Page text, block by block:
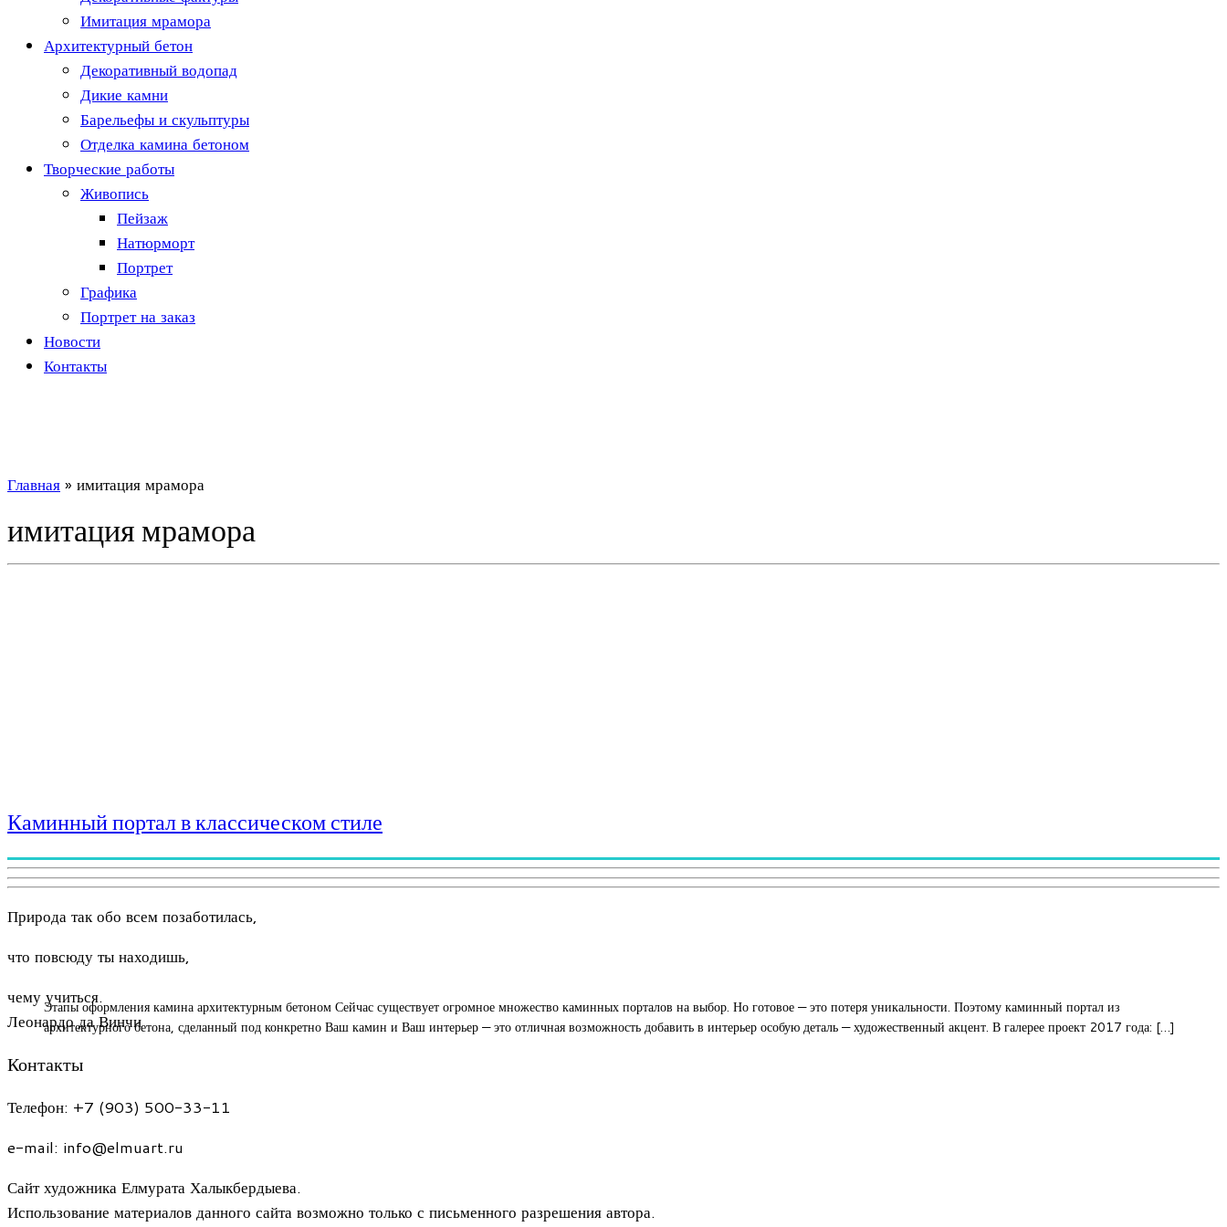
Имитация мрамора
Архитектурный бетон
Декоративный водопад
Дикие камни
Барельефы и скульптуры
Отделка камина бетоном
Творческие работы
Живопись
Пейзаж
Натюрморт
Портрет
Графика
Портрет на заказ
Новости
Контакты
Главная » имитация мрамора
имитация мрамора
Этапы оформления камина архитектурным бетоном Сейчас существует огромное множество каминных порталов на выбор. Но готовое — это потеря уникальности. Поэтому каминный портал из
архитектурного бетона, сделанный под конкретно Ваш камин и Ваш интерьер — это отличная возможность добавить в интерьер особую деталь — художественный акцент. В галерее проект 2017 года: […]
Каминный портал в классическом стиле
Природа так обо всем позаботилась,
что повсюду ты находишь,
чему учиться.
Леонардо да Винчи
Контакты
Телефон: +7 (903) 500-33-11
e-mail: info@elmuart.ru
Сайт художника Елмурата Халыкбердыева.
Использование материалов данного сайта возможно только с письменного разрешения автора.